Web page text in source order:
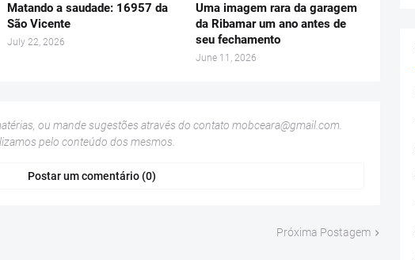
Matando a saudade: 16957 da
São Vicente
July 22, 2026
Uma imagem rara da garagem
da Ribamar um ano antes de
seu fechamento
June 11, 2026
ou mande sugestões através do contato mobceara@gmail.com.
pelo conteúdo dos mesmos.
Postar um comentário (0)
Próxima Postagem